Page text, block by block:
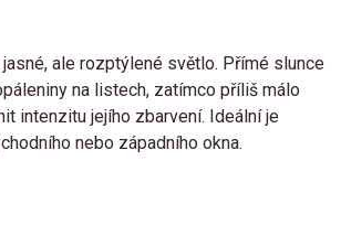
ale rozptýlené světlo. Přímé slunce
na listech, zatímco příliš málo
intenzitu jejího zbarvení. Ideální je
nebo západního okna.